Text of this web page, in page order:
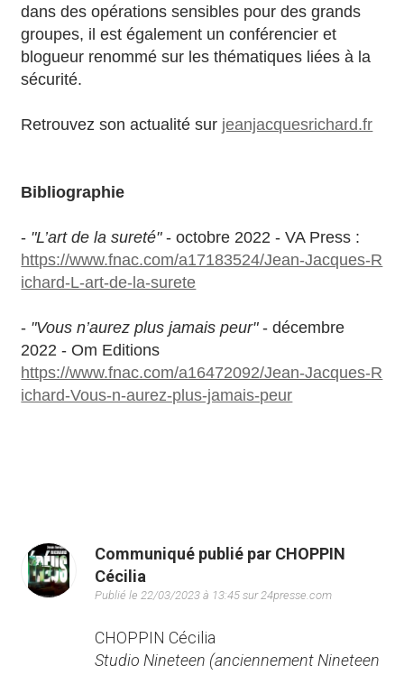
dans des opérations sensibles pour des grands
groupes, il est également un conférencier et
blogueur renommé sur les thématiques liées à la
sécurité.
Retrouvez son actualité sur jeanjacquesrichard.fr
Bibliographie
- "L’art de la sureté"- octobre 2022 - VA Press :
https://www.fnac.com/a17183524/Jean-Jacques-R
ichard-L-art-de-la-surete
- "Vous n’aurez plus jamais peur"- décembre
2022 - Om Editions
https://www.fnac.com/a16472092/Jean-Jacques-R
ichard-Vous-n-aurez-plus-jamais-peur
Communiqué publié par CHOPPIN
Cécilia
Publié le 22/03/2023 à 13:45 sur 24presse.com
CHOPPIN Cécilia
Studio Nineteen (anciennement Nineteen